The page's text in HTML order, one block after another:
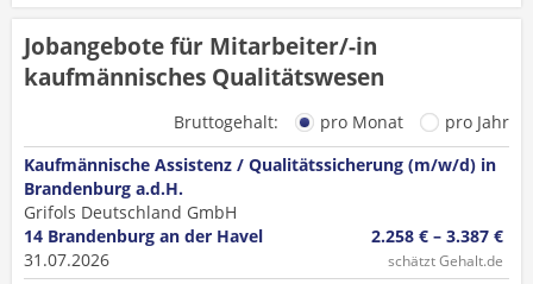
Jobangebote für Mitarbeiter/-in
kaufmännisches Qualitätswesen
Bruttogehalt: pro Monat
pro Jahr
Kaufmännische Assistenz / Qualitätssicherung (m/w/d) in
Brandenburg a.d.H.
Grifols Deutschland GmbH
14 Brandenburg an der Havel
31.07.2026
2.258 € – 3.387 €
schätzt Gehalt.de